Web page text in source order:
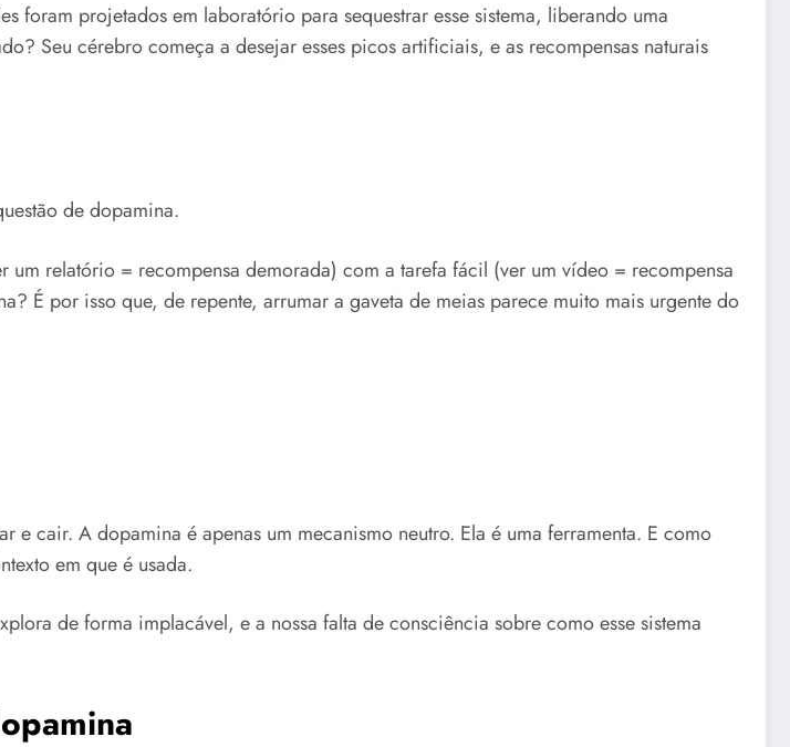
foram projetados em laboratório para sequestrar esse sistema, liberando uma
Seu cérebro começa a desejar esses picos artificiais, e as recompensas naturais
de dopamina.
relatório = recompensa demorada) com a tarefa fácil (ver um vídeo = recompensa
É por isso que, de repente, arrumar a gaveta de meias parece muito mais urgente do
cair. A dopamina é apenas um mecanismo neutro. Ela é uma ferramenta. E como
em que é usada.
de forma implacável, e a nossa falta de consciência sobre como esse sistema